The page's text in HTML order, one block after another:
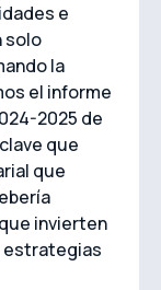
e
solo
la
el informe
2025 de
que
que
invierten
estrategias